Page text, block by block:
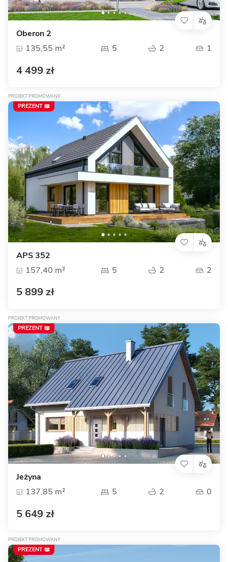
Oberon 2
135,55 m²
5 2 1
4 499 zł
PROJEKT PROMOWANY
APS 352
157,40 m²
5 2 2
5 899 zł
PREZENT 📖
PROJEKT PROMOWANY
Jeżyna
137,85 m²
5 2 0
5 649 zł
PREZENT 📖
PROJEKT PROMOWANY
PREZENT 📖